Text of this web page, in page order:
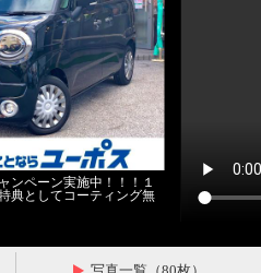
ンペーン実施中！！！１
典としてコーティング無